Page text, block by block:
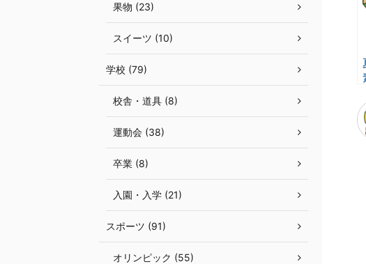
果物 (23)
スイーツ (10)
学校 (79)
校舎・道具 (8)
運動会 (38)
卒業 (8)
入園・入学 (21)
スポーツ (91)
オリンピック (55)